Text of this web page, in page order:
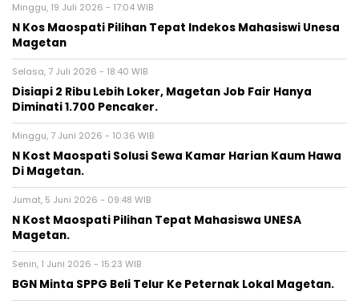
Minggu, 19 Juli 2026 - 17:04 WIB
N Kos Maospati Pilihan Tepat Indekos Mahasiswi Unesa
Magetan
Selasa, 7 Juli 2026 - 18:40 WIB
Disiapi 2 Ribu Lebih Loker, Magetan Job Fair Hanya
Diminati 1.700 Pencaker.
Minggu, 7 Juni 2026 - 10:36 WIB
N Kost Maospati Solusi Sewa Kamar Harian Kaum Hawa
Di Magetan.
Jumat, 5 Juni 2026 - 09:48 WIB
N Kost Maospati Pilihan Tepat Mahasiswa UNESA
Magetan.
Senin, 1 Juni 2026 - 15:23 WIB
BGN Minta SPPG Beli Telur Ke Peternak Lokal Magetan.